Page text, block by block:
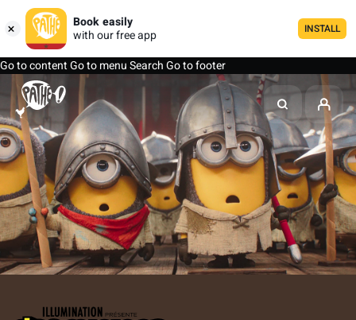
Book easily
with our free app
INSTALL
Go to contentGo to menuSearchGo to footer